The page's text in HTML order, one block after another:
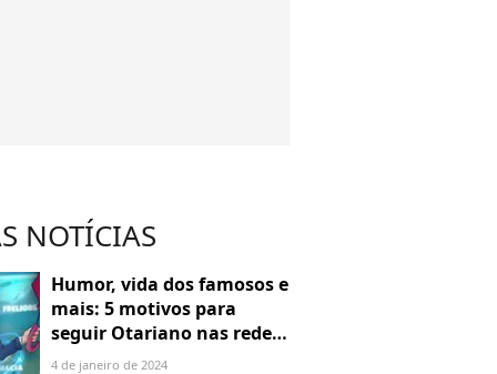
NOTÍCIAS
Humor, vida dos famosos e
mais: 5 motivos para
seguir Otariano nas redes
sociais
4 de janeiro de 2024